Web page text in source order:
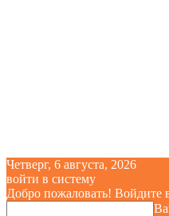
Четверг, 6 августа, 2026
войти в систему
Добро пожаловать! Войдите